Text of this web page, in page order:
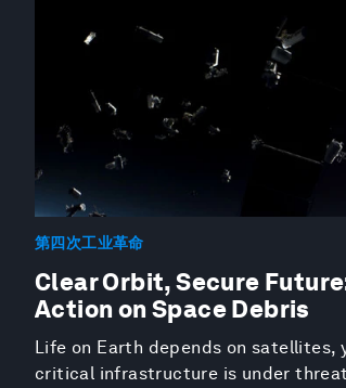
第四次工业革命
Clear Orbit, Secure
Action on Space Debris
Life on Earth depends on satellites,
critical infrastructure is under